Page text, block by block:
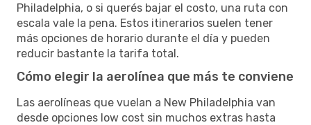
Philadelphia, o si querés bajar el costo, una ruta con
escala vale la pena. Estos itinerarios suelen tener
más opciones de horario durante el día y pueden
reducir bastante la tarifa total.
Cómo elegir la aerolínea que más te conviene
Las aerolíneas que vuelan a New Philadelphia van
desde opciones low cost sin muchos extras hasta